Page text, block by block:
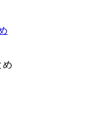
め